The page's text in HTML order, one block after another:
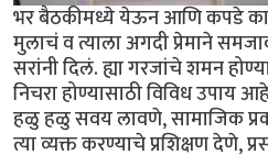
भर बैठकीमध्ये येऊन आणि कपडे
मुलाचं व त्याला अगदी प्रेमाने
सरांनी दिलं. ह्या गरजांचे शमन
निचरा होण्यासाठी विविध उपाय
हळु हळु सवय लावणे, सामाजिक
त्या व्यक्त करण्याचे प्रशिक्षण देणे,